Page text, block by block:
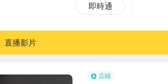
店鋪
即時通
直播影片